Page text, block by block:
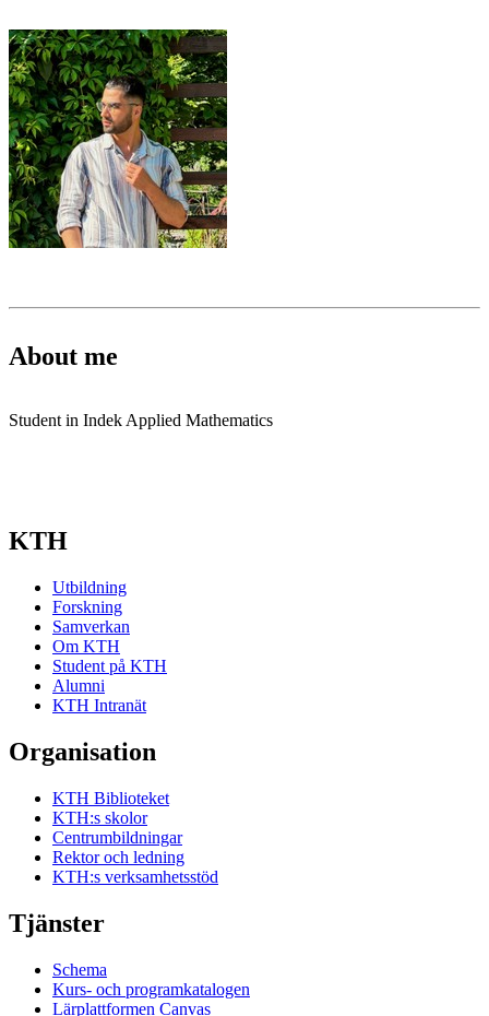
About me
Student in Indek Applied Mathematics
KTH
Utbildning
Forskning
Samverkan
Om KTH
Student på KTH
Alumni
KTH Intranät
Organisation
KTH Biblioteket
KTH:s skolor
Centrumbildningar
Rektor och ledning
KTH:s verksamhetsstöd
Tjänster
Schema
Kurs- och programkatalogen
Lärplattformen Canvas